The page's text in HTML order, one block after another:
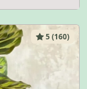
5 (160)